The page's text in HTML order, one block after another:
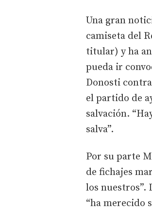
Una gran
camiseta del
titular) y ha
pueda ir
Donosti
el partido de
salvación.
salva”.
Por su parte
de fichajes
los nuestros”.
“ha merecido